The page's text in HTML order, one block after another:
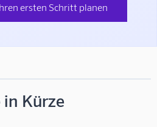
ersten Schritt planen
Kürze